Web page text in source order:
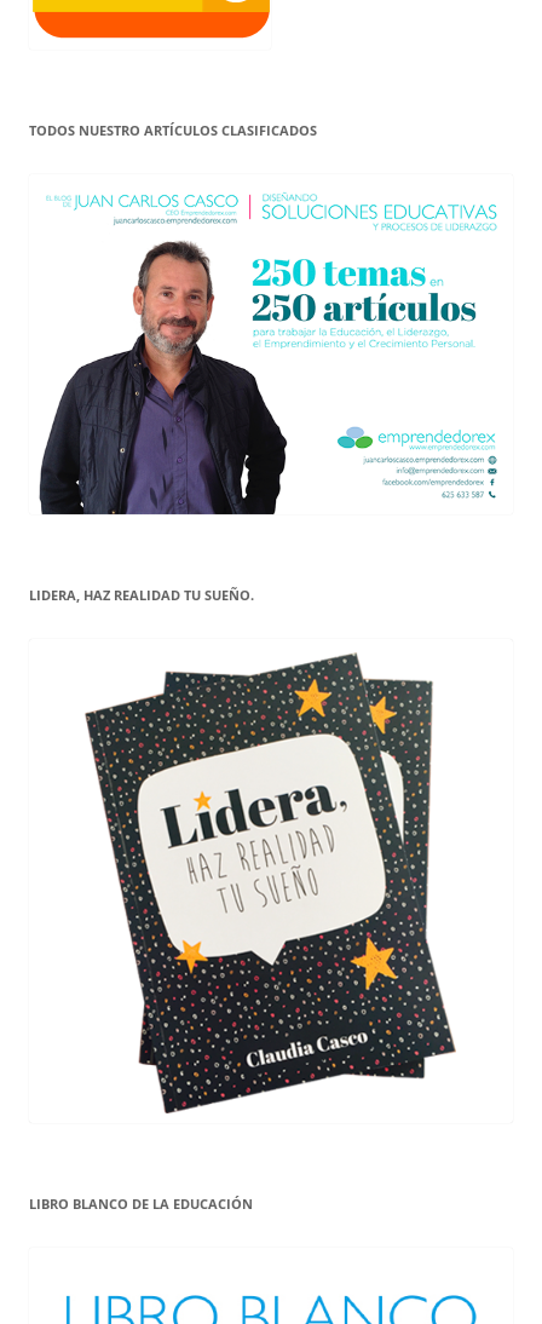
TODOS NUESTRO ARTÍCULOS CLASIFICADOS
LIDERA, HAZ REALIDAD TU SUEÑO.
LIBRO BLANCO DE LA EDUCACIÓN